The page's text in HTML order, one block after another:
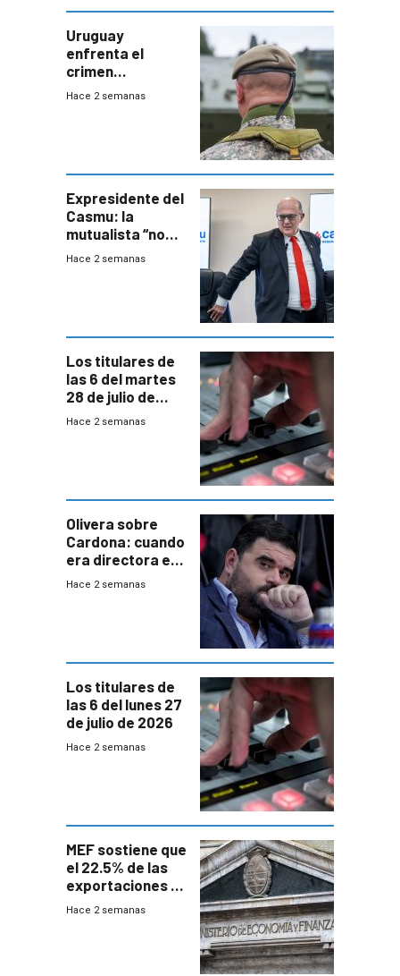
Uruguay
enfrenta el
crimen
organizado con
seguridad
Hace 2 semanas
Expresidente del
Casmu: la
mutualista “no
está para pagar”
Hace 2 semanas
Los titulares de
las 6 del martes
28 de julio de
2026
Hace 2 semanas
Olivera sobre
Cardona: cuando
era directora en
UTE “no era muy
Hace 2 semanas
Los titulares de
las 6 del lunes 27
de julio de 2026
Hace 2 semanas
MEF sostiene que
el 22.5% de las
exportaciones a
EE.UU se verán
Hace 2 semanas